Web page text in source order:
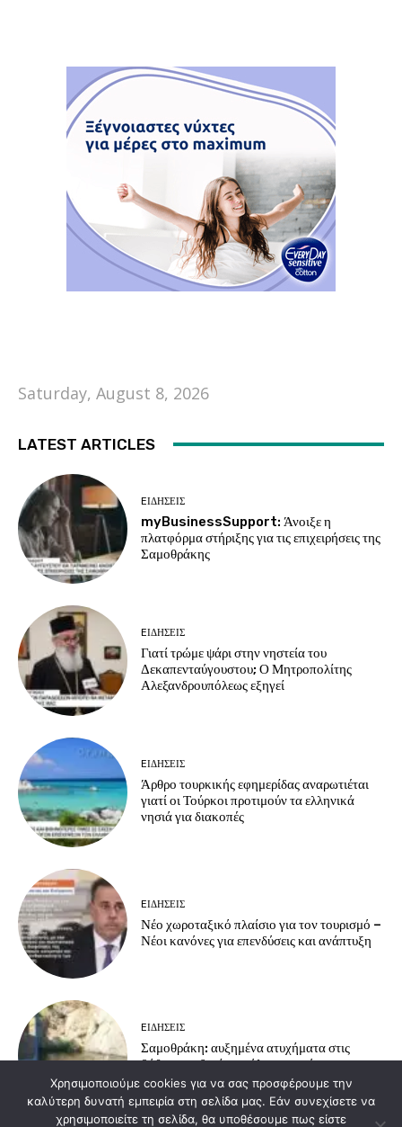
Saturday, August 8, 2026
LATEST ARTICLES
EΙΔΗΣΕΙΣ
myBusinessSupport: Άνοιξε η
πλατφόρμα στήριξης για τις επιχειρήσεις της
Σαμοθράκης
EΙΔΗΣΕΙΣ
Γιατί τρώμε ψάρι στην νηστεία του
Δεκαπενταύγουστου; Ο Μητροπολίτης
Αλεξανδρουπόλεως εξηγεί
EΙΔΗΣΕΙΣ
Άρθρο τουρκικής εφημερίδας αναρωτιέται
γιατί οι Τούρκοι προτιμούν τα ελληνικά
νησιά για διακοπές
EΙΔΗΣΕΙΣ
Νέο χωροταξικό πλαίσιο για τον τουρισμό –
Νέοι κανόνες για επενδύσεις και ανάπτυξη
EΙΔΗΣΕΙΣ
Σαμοθράκη: αυξημένα ατυχήματα στις
βάθρες – οδηγίες πρόληψης από το
Πυροσβεστικό Κλιμάκιο Σαμοθράκης
Χρησιμοποιούμε cookies για να σας προσφέρουμε την
καλύτερη δυνατή εμπειρία στη σελίδα μας. Εάν συνεχίσετε να
χρησιμοποιείτε τη σελίδα, θα υποθέσουμε πως είστε